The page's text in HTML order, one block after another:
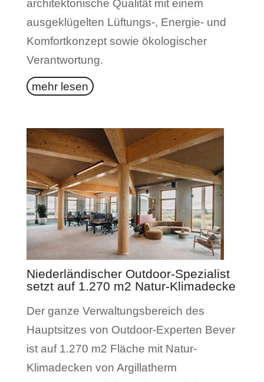
architektonische Qualität mit einem
ausgeklügelten Lüftungs-, Energie- und
Komfortkonzept sowie ökologischer
Verantwortung.
mehr lesen
Niederländischer Outdoor-Spezialist
setzt auf 1.270 m2 Natur-Klimadecke
Der ganze Verwaltungsbereich des
Hauptsitzes von Outdoor-Experten Bever
ist auf 1.270 m2 Fläche mit Natur-
Klimadecken von Argillatherm